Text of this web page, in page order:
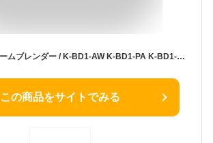
Toffy トフィー ホームブレンダー / K-BD1-AW K-BD1-PA K-BD1-SP K-BD1-RB 送料無料 ミキサー 600ml お手入れ簡単 氷対応 レトロデザイン レシピブック付 ギフト おしゃれ レトロ家電 ladonna ラドンナ キッチン家電 調理家電 プレゼント
この商品をサイトでみる